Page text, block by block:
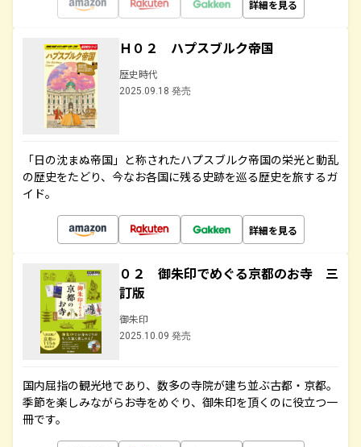
詳細を見る
Ｈ０２ ハプスブルク帝国
歴史時代
2025.09.18 発売
「日の沈まぬ帝国」と称されたハプスブルク帝国の栄光と動乱
の歴史をたどり、今なお各国に残る史跡を巡る歴史を旅するガ
イド。
詳細を見る
０２ 御朱印でめぐる京都のお寺 三
訂版
御朱印
2025.10.09 発売
国内屈指の観光地であり、数多の寺院が建ち並ぶ古都・京都。
季節を楽しみながらお寺をめぐり、御朱印を頂くのに役立つ一
冊です。